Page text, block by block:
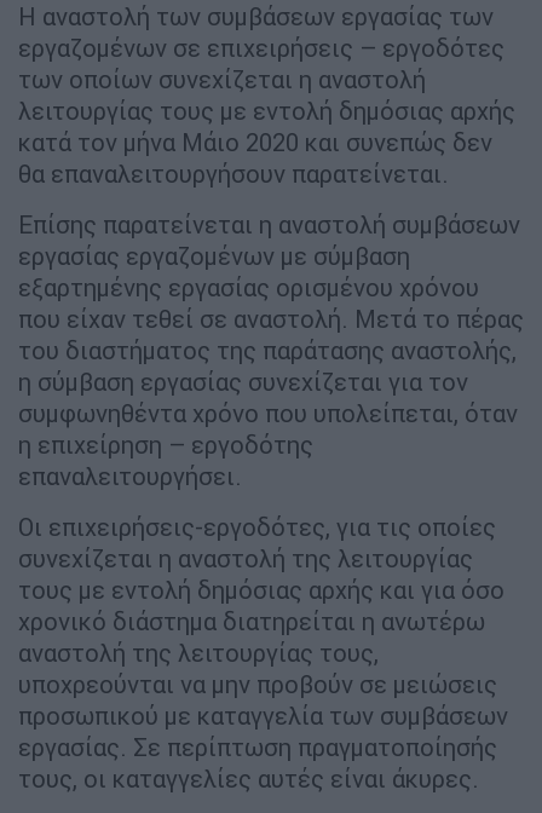
H αναστολή των συμβάσεων εργασίας των
εργαζομένων σε επιχειρήσεις – εργοδότες
των οποίων συνεχίζεται η αναστολή
λειτουργίας τους με εντολή δημόσιας αρχής
κατά τον μήνα Μάιο 2020 και συνεπώς δεν
θα επαναλειτουργήσουν παρατείνεται.
Επίσης παρατείνεται η αναστολή συμβάσεων
εργασίας εργαζομένων με σύμβαση
εξαρτημένης εργασίας ορισμένου χρόνου
που είχαν τεθεί σε αναστολή. Μετά το πέρας
του διαστήματος της παράτασης αναστολής,
η σύμβαση εργασίας συνεχίζεται για τον
συμφωνηθέντα χρόνο που υπολείπεται, όταν
η επιχείρηση – εργοδότης
επαναλειτουργήσει.
Οι επιχειρήσεις-εργοδότες, για τις οποίες
συνεχίζεται η αναστολή της λειτουργίας
τους με εντολή δημόσιας αρχής και για όσο
χρονικό διάστημα διατηρείται η ανωτέρω
αναστολή της λειτουργίας τους,
υποχρεούνται να μην προβούν σε μειώσεις
προσωπικού με καταγγελία των συμβάσεων
εργασίας. Σε περίπτωση πραγματοποίησής
τους, οι καταγγελίες αυτές είναι άκυρες.